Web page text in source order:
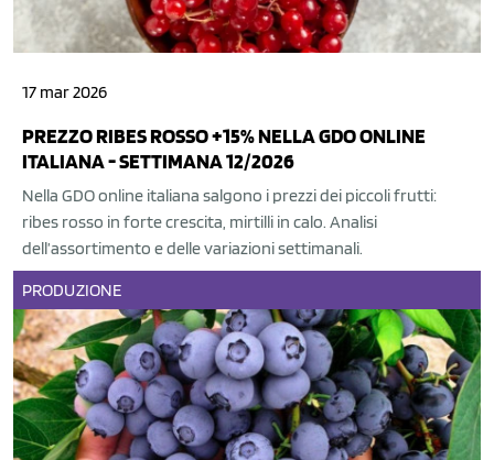
17 mar 2026
PREZZO RIBES ROSSO +15% NELLA GDO ONLINE
ITALIANA - SETTIMANA 12/2026
Nella GDO online italiana salgono i prezzi dei piccoli frutti:
ribes rosso in forte crescita, mirtilli in calo. Analisi
dell’assortimento e delle variazioni settimanali.
PRODUZIONE